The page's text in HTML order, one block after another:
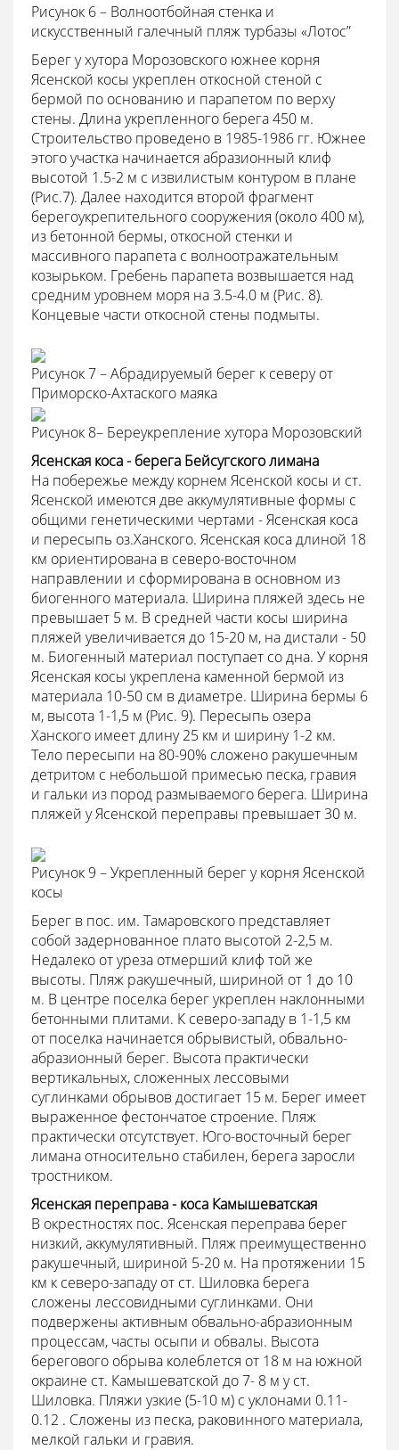
Рисунок 6 – Волноотбойная стенка и
искусственный галечный пляж турбазы «Лотос”
Берег у хутора Морозовского южнее корня
Ясенской косы укреплен откосной стеной с
бермой по основанию и парапетом по верху
стены. Длина укрепленного берега 450 м.
Строительство проведено в 1985-1986 гг. Южнее
этого участка начинается абразионный клиф
высотой 1.5-2 м с извилистым контуром в плане
(Рис.7). Далее находится второй фрагмент
берегоукрепительного сооружения (около 400 м),
из бетонной бермы, откосной стенки и
массивного парапета с волноотражательным
козырьком. Гребень парапета возвышается над
средним уровнем моря на 3.5-4.0 м (Рис. 8).
Концевые части откосной стены подмыты.
Рисунок 7 – Абрадируемый берег к северу от
Приморско-Ахтаского маяка
Рисунок 8– Береукрепление хутора Морозовский
Ясенская коса - берега Бейсугского лимана
На побережье между корнем Ясенской косы и ст.
Ясенской имеются две аккумулятивные формы с
общими генетическими чертами - Ясенская коса
и пересыпь оз.Ханского. Ясенская коса длиной 18
км ориентирована в северо-восточном
направлении и сформирована в основном из
биогенного материала. Ширина пляжей здесь не
превышает 5 м. В средней части косы ширина
пляжей увеличивается до 15-20 м, на дистали - 50
м. Биогенный материал поступает со дна. У корня
Ясенская косы укреплена каменной бермой из
материала 10-50 см в диаметре. Ширина бермы 6
м, высота 1-1,5 м (Рис. 9). Пересыпь озера
Ханского имеет длину 25 км и ширину 1-2 км.
Тело пересыпи на 80-90% сложено ракушечным
детритом с небольшой примесью песка, гравия
и гальки из пород размываемого берега. Ширина
пляжей у Ясенской переправы превышает 30 м.
Рисунок 9 – Укрепленный берег у корня Ясенской
косы
Берег в пос. им. Тамаровского представляет
собой задернованное плато высотой 2-2,5 м.
Недалеко от уреза отмерший клиф той же
высоты. Пляж ракушечный, шириной от 1 до 10
м. В центре поселка берег укреплен наклонными
бетонными плитами. К северо-западу в 1-1,5 км
от поселка начинается обрывистый, обвально-
абразионный берег. Высота практически
вертикальных, сложенных лессовыми
суглинками обрывов достигает 15 м. Берег имеет
выраженное фестончатое строение. Пляж
практически отсутствует. Юго-восточный берег
лимана относительно стабилен, берега заросли
тростником.
Ясенская переправа - коса Камышеватская
В окрестностях пос. Ясенская переправа берег
низкий, аккумулятивный. Пляж преимущественно
ракушечный, шириной 5-20 м. На протяжении 15
км к северо-западу от ст. Шиловка берега
сложены лессовидными суглинками. Они
подвержены активным обвально-абразионным
процессам, часты осыпи и обвалы. Высота
берегового обрыва колеблется от 18 м на южной
окраине ст. Камышеватской до 7- 8 м у ст.
Шиловка. Пляжи узкие (5-10 м) с уклонами 0.11-
0.12 . Сложены из песка, раковинного материала,
мелкой гальки и гравия.